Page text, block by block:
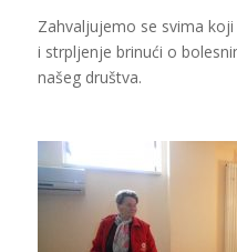
Zahvaljujemo se svima
i strpljenje brinući o
našeg društva.